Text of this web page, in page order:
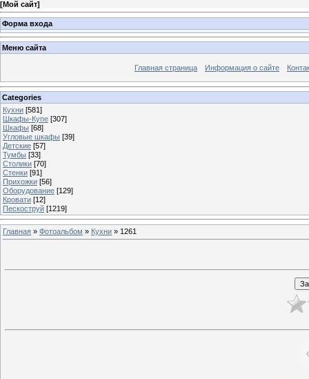
[Мой сайт]
Форма входа
Меню сайта
Главная страница Информация о сайте
Categories
Кухни [581]
Шкафы-Купе [307]
Шкафы [68]
Угловые шкафы [39]
Детские [57]
Тумбы [33]
Столики [70]
Стенки [91]
Прихожки [56]
Оборудование [129]
Кровати [12]
Пескоструй [1219]
Главная » Фотоальбом » Кухни » 1261